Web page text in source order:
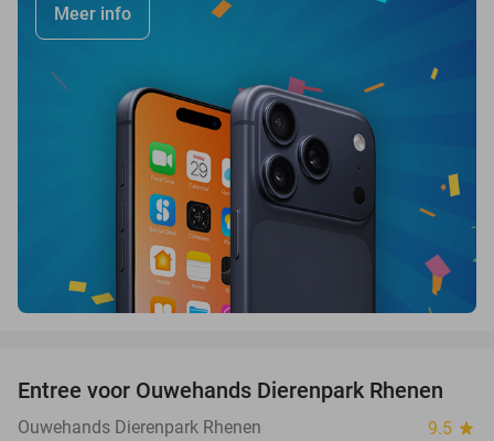
Meer info
19%
Entree voor Ouwehands Dierenpark Rhenen
Ouwehands Dierenpark Rhenen 9.5 star